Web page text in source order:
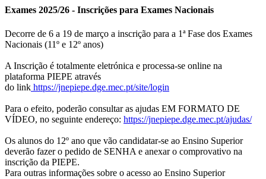
Exames 2025/26 - Inscrições para Exames Nacionais
Decorre de 6 a 19 de março a inscrição para a 1ª Fase dos Exames
Nacionais (11º e 12º anos)
A Inscrição é totalmente eletrónica e processa-se online na
plataforma PIEPE através
do link https://jnepiepe.dge.mec.pt/site/login
Para o efeito, poderão consultar as ajudas EM FORMATO DE
VÍDEO, no seguinte endereço: https://jnepiepe.dge.mec.pt/ajudas/
Os alunos do 12º ano que vão candidatar-se ao Ensino Superior
deverão fazer o pedido de SENHA e anexar o comprovativo na
inscrição da PIEPE.
Para outras informações sobre o acesso ao Ensino Superior